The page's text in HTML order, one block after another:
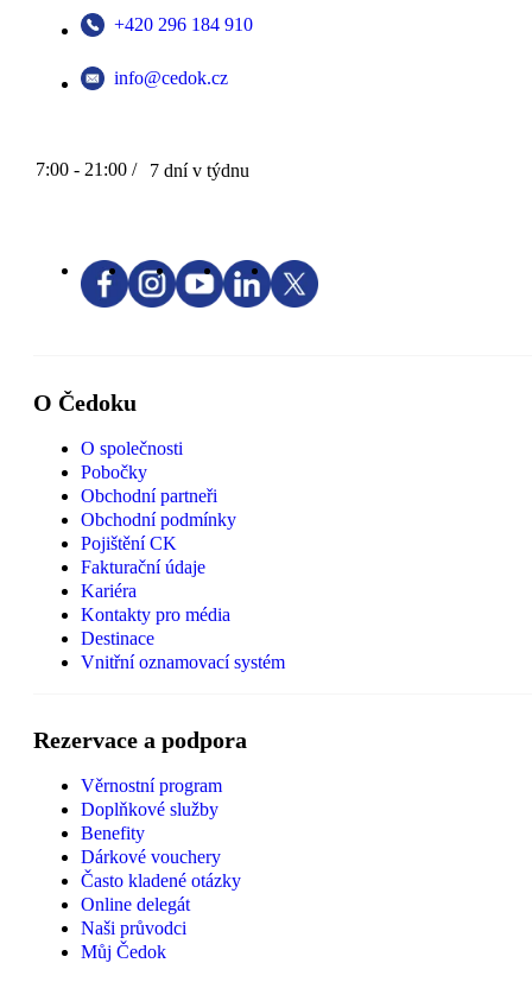
+420 296 184 910
info@cedok.cz
7:00 - 21:00 / 7 dní v týdnu
O Čedoku
O společnosti
Pobočky
Obchodní partneři
Obchodní podmínky
Pojištění CK
Fakturační údaje
Kariéra
Kontakty pro média
Destinace
Vnitřní oznamovací systém
Rezervace a podpora
Věrnostní program
Doplňkové služby
Benefity
Dárkové vouchery
Často kladené otázky
Online delegát
Naši průvodci
Můj Čedok